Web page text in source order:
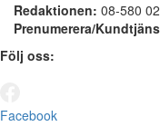
Redaktionen: 08-580
Prenumerera/
Följ oss:
Facebook